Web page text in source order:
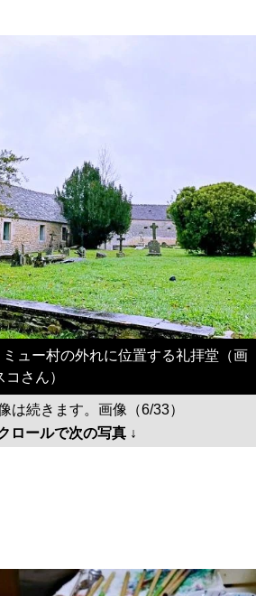
ュー村の外れに位置する礼拝堂（画
さん）
は続きます。画像（6/33）
ロールで次の写真 ↓